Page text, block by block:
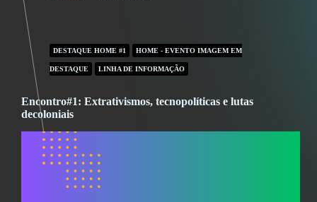
DESTAQUE HOME #1 HOME - EVENTO IMAGEM EM
DESTAQUE LINHA DE INFORMAÇÃO
Encontro#1: Extrativismos, tecnopolíticas e lutas
decoloniais